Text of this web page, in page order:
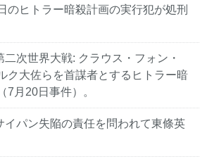
のヒトラー暗殺計画の実行犯が処刑
次世界大戦: クラウス・フォン・
ク大佐らを首謀者とするヒトラー暗
7月20日事件）。
イパン失陥の責任を問われて東條英